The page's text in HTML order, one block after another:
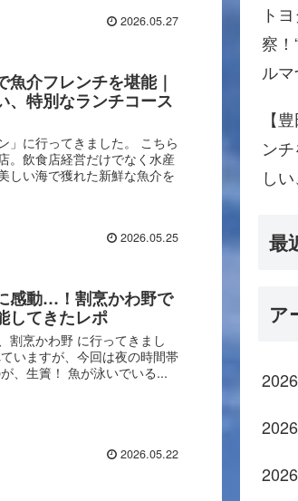
2026.05.27
魚介フレンチを堪能｜
、特別なランチコース
」に行ってきました。 こちら
。飲食店経営だけでなく水産
しい海で獲れた新鮮な魚介を
2026.05.25
感動…！割烹かわ野で
してきたレポ
割烹かわ野 に行ってきまし
いますが、今回は夜の時間帯
、生簀！ 魚が泳いでいる...
2026.05.22
ト
察！
ル
【
ン
し
最
ア